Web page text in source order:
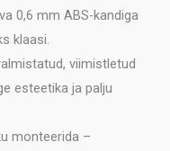
0,6 mm ABS-kandiga
klaasi.
viimistletud
esteetika ja palju
monteerida –